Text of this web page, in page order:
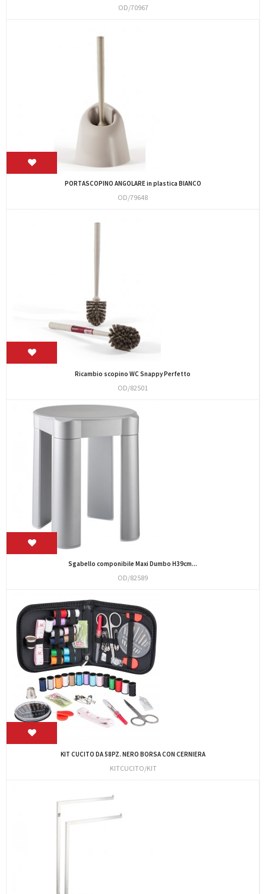
OD/70967
PORTASCOPINO ANGOLARE in plastica BIANCO
OD/79648
Ricambio scopino WC Snappy Perfetto
OD/82501
Sgabello componibile Maxi Dumbo H39cm...
OD/82589
KIT CUCITO DA 58PZ. NERO BORSA CON CERNIERA
KITCUCITO/KIT